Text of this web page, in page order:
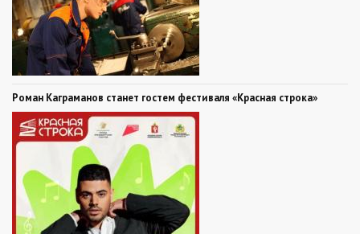
Роман Каграманов станет гостем фестиваля «Красная строка»